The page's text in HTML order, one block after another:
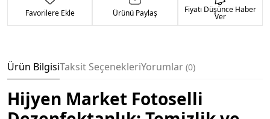
Favorilere Ekle Ürünü Paylaş Fiyatı Düşünce Haber
Ver
Ürün BilgisiTaksit SeçenekleriYorumlar 0
Hijyen Market Fotoselli